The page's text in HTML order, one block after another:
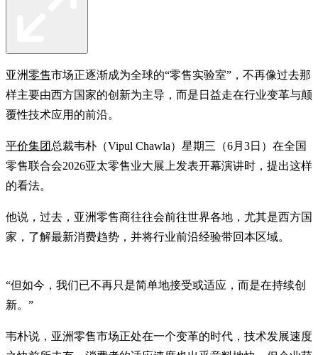
亚洲零售市场正逐渐成为全球的“零售实验室”，不再像过去那
样主要由西方国家的创新为主导，而是日益走在行业变革与颠
覆性技术应用的前沿。
平价集团 总裁韦朴（Vipul Chawla）星期三（6月3日）在全国
零售联合会2026亚太零售业大展上发表开幕演讲时，提出这样
的看法。
他说，过去，亚洲零售商往往会前往世界各地，尤其是西方国
家，了解最新消费趋势，并将行业前沿经验带回本区域。
“但如今，我们已不再只是简单地接受或适应，而是在持续创
新。”
韦朴说，亚洲零售市场正处在一个变革的时代，技术发展速度